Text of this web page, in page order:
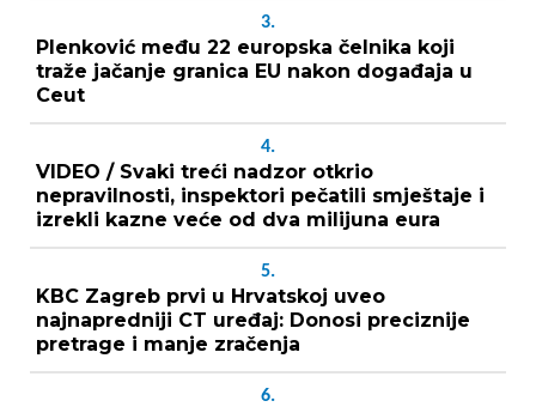
3.
Plenković među 22 europska čelnika koji
traže jačanje granica EU nakon događaja u
Ceut
4.
VIDEO / Svaki treći nadzor otkrio
nepravilnosti, inspektori pečatili smještaje i
izrekli kazne veće od dva milijuna eura
5.
KBC Zagreb prvi u Hrvatskoj uveo
najnapredniji CT uređaj: Donosi preciznije
pretrage i manje zračenja
6.